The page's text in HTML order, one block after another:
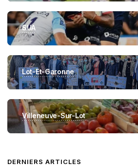
SUA
Lot-Et-Garonne
Villeneuve-Sur-Lot
DERNIERS ARTICLES